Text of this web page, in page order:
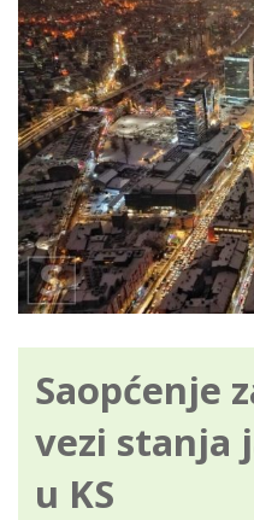
Saopćenje
vezi stanja
u KS